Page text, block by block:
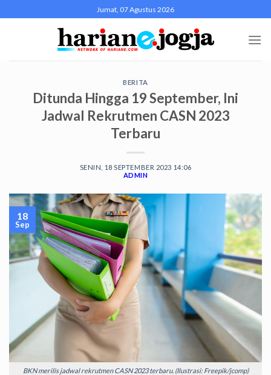
to
Jumat, 07 Agustus 2026
BERITA
Ditunda Hingga 19 September, Ini
Jadwal Rekrutmen CASN 2023
Terbaru
SENIN, 18 SEPTEMBER 2023 14:06
ADMIN
BKN merilis jadwal rekrutmen CASN 2023 terbaru. (Ilustrasi: Freepik/jcomp)
18
Sep